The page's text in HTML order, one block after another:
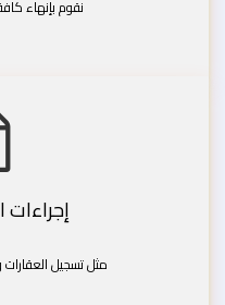
نقوم بإنهاء
إجراءات
مثل تسجيل